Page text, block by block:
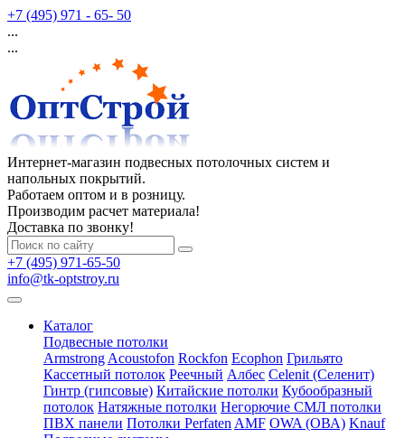
+7 (495) 971 - 65- 50
...
...
Интернет-магазин подвесных потолочных систем и
напольных покрытий.
Работаем оптом и в розницу.
Производим расчет материала!
Доставка по звонку!
+7 (495) 971-65-50
info@tk-optstroy.ru
Каталог
Подвесные потолки
Armstrong Acoustofon Rockfon Ecophon Грильято
Кассетный потолок Реечный Албес Celenit (Селенит)
Гинтр (гипсовые) Китайские потолки Кубообразный
потолок Натяжные потолки Негорючие СМЛ потолки
ПВХ панели Потолки Perfaten AMF OWA (ОВА) Knauf